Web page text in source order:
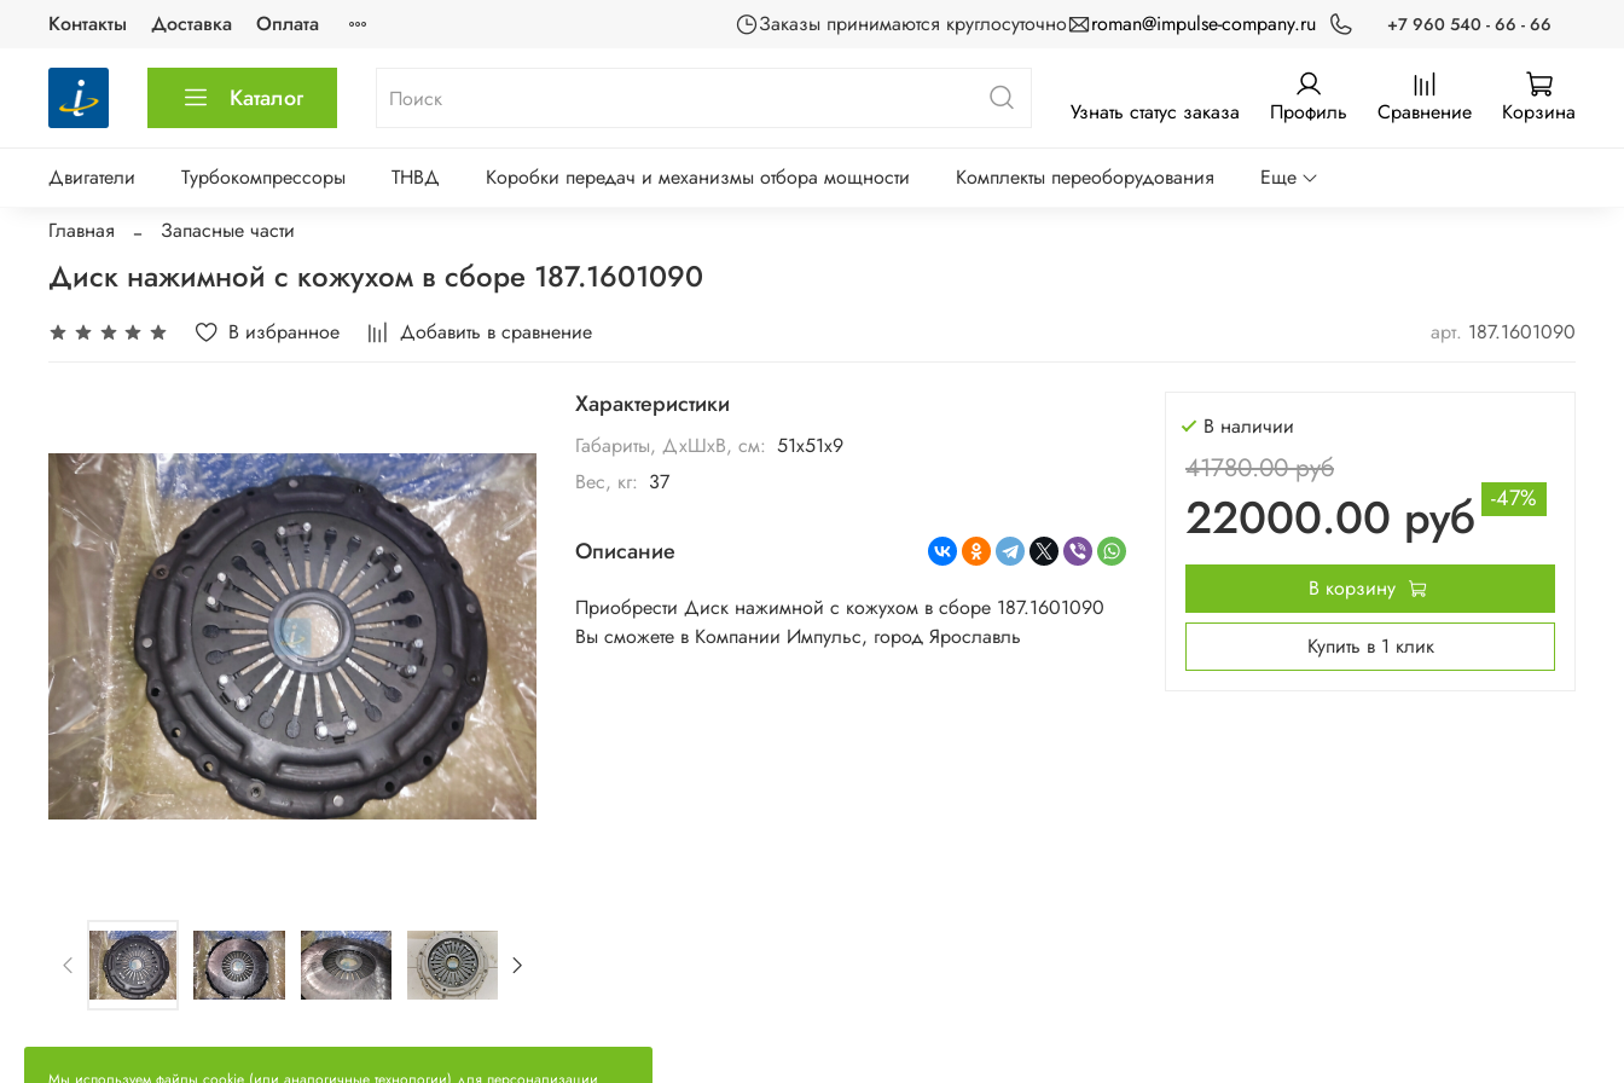
Контакты Доставка Оплата Заказы принимаются круглосуточно roman@impulse-company.ru +7 960 540 - 66 - 66
Каталог Узнать статус заказа Профиль Сравнение Корзина
Двигатели Турбокомпрессоры ТНВД Коробки передач и механизмы отбора мощности Комплекты переоборудования
Еще
Главная
Запасные части
Диск нажимной с кожухом в сборе 187.1601090
В избранное Добавить в сравнение арт. 187.1601090
Характеристики
Габариты, ДхШхВ, см: 51х51х9
Вес, кг: 37
Описание
Приобрести Диск нажимной с кожухом в сборе 187.1601090
Вы сможете в Компании Импульс, город Ярославль
В наличии
41780.00 руб
22000.00 руб -47%
В корзину
Купить в 1 клик